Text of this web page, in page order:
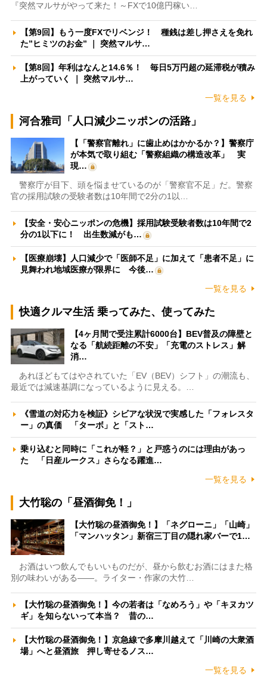
『突然マルサがやって来た！～FXで10億円稼い…
【第9回】もう一度FXでリベンジ！ 種銭は差し押さえを免れ
た”ヒミツのお金” ｜ 突然マルサ…
【第8回】年利はなんと14.6％！ 毎日5万円超の延滞税が積み
上がっていく ｜ 突然マルサ…
一覧を見る
河合雅司「人口減少ニッポンの活路」
【「警察官離れ」に歯止めはかかるか？】警察庁
が本気で取り組む「警察組織の構造改革」 実
現…
警察庁が目下、頭を悩ませているのが「警察官不足」だ。警察
官の採用試験の受験者数は10年間で2分の1以…
【安全・安心ニッポンの危機】採用試験受験者数は10年間で2
分の1以下に！ 出生数減がも…
【医療崩壊】人口減少で「医師不足」に加えて「患者不足」に
見舞われ地域医療が限界に 今後…
一覧を見る
快適クルマ生活 乗ってみた、使ってみた
【4ヶ月間で受注累計6000台】BEV普及の障壁と
なる「航続距離の不安」「充電のストレス」解
消…
あれほどもてはやされていた「EV（BEV）シフト」の潮流も、
最近では減速基調になっているように見える。…
《雪道の対応力を検証》シビアな状況で実感した「フォレスタ
ー」の真価 「ターボ」と「スト…
乗り込むと同時に「これが軽？」と戸惑うのには理由があっ
た 「日産ルークス」さらなる躍進…
一覧を見る
大竹聡の「昼酒御免！」
【大竹聡の昼酒御免！】「ネグローニ」「山崎」
「マンハッタン」新宿三丁目の隠れ家バーで1…
お酒はいつ飲んでもいいものだが、昼から飲むお酒にはまた格
別の味わいがある――。ライター・作家の大竹…
【大竹聡の昼酒御免！】今の若者は「なめろう」や「キヌカツ
ギ」を知らないって本当？ 昔の…
【大竹聡の昼酒御免！】京急線で多摩川越えて「川崎の大衆酒
場」へと昼酒旅 押し寄せるノス…
一覧を見る